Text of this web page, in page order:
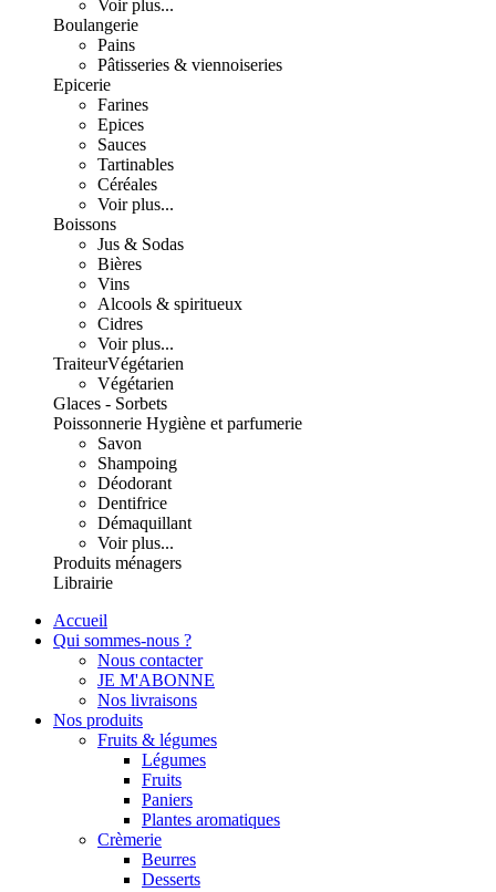
Voir plus...
Boulangerie
Pains
Pâtisseries & viennoiseries
Epicerie
Farines
Epices
Sauces
Tartinables
Céréales
Voir plus...
Boissons
Jus & Sodas
Bières
Vins
Alcools & spiritueux
Cidres
Voir plus...
TraiteurVégétarien
Végétarien
Glaces - Sorbets
Poissonnerie Hygiène et parfumerie
Savon
Shampoing
Déodorant
Dentifrice
Démaquillant
Voir plus...
Produits ménagers
Librairie
Accueil
Qui sommes-nous ?
Nous contacter
JE M'ABONNE
Nos livraisons
Nos produits
Fruits & légumes
Légumes
Fruits
Paniers
Plantes aromatiques
Crèmerie
Beurres
Desserts